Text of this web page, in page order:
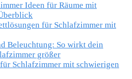
Ideen für Räume mit
für Schlafzimmer mit
Beleuchtung: So wirkt dein
größer
Schlafzimmer mit schwierigen